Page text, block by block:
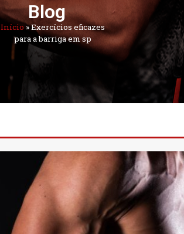
Blog
Início»Exercícios eficazes
para a barriga em sp